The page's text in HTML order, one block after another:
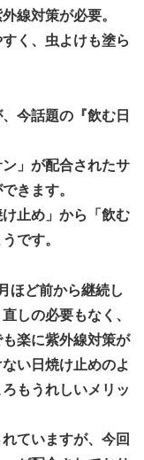
線対策が必要。
く、虫よけも塗ら
今話題の『飲む日
」が配合されたサ
きます。
止め」から「飲む
です。
ほど前から継続し
しの必要もなく、
楽に紫外線対策が
い日焼け止めのよ
もうれしいメリッ
ていますが、今回